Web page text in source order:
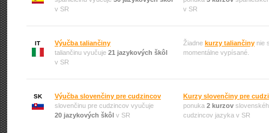
v SR
v SR
IT
Výučba taliančiny
taliančinu vyučuje 21 jazykových škôl
v SR
Žiadne kurzy taliančiny nie
momentálne vypísané.
SK
Výučba slovenčiny pre cudzincov
slovenčinu pre cudzincov vyučuje
20 jazykových škôl v SR
Kurzy slovenčiny pre
ponuka 2 kurzov
cudzincov jazyka v SR